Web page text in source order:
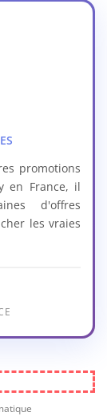
promotions
en France, il
d'offres
les vraies